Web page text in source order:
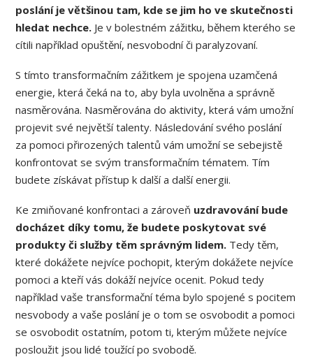
poslání je většinou tam, kde se jim ho ve skutečnosti
hledat nechce. Je v bolestném zážitku, během kterého se
cítili například opuštění, nesvobodní či paralyzovaní.
S tímto transformačním zážitkem je spojena uzamčená
energie, která čeká na to, aby byla uvolněna a správně
nasměrována. Nasměrována do aktivity, která vám umožní
projevit své největší talenty. Následování svého poslání
za pomoci přirozených talentů vám umožní se sebejistě
konfrontovat se svým transformačním tématem. Tím
budete získávat přístup k další a další energii.
Ke zmiňované konfrontaci a zároveň uzdravování bude
docházet díky tomu, že budete poskytovat své
produkty či služby těm správným lidem. Tedy těm,
které dokážete nejvíce pochopit, kterým dokážete nejvíce
pomoci a kteří vás dokáží nejvíce ocenit. Pokud tedy
například vaše transformační téma bylo spojené s pocitem
nesvobody a vaše poslání je o tom se osvobodit a pomoci
se osvobodit ostatním, potom ti, kterým můžete nejvíce
posloužit jsou lidé toužící po svobodě.